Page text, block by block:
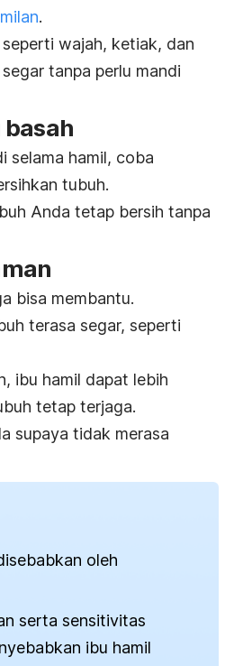
.
wajah, ketiak, dan
tanpa perlu mandi
selama hamil, coba
tubuh.
Anda tetap bersih tanpa
bisa membantu.
terasa segar, seperti
ibu hamil dapat lebih
tetap terjaga.
supaya tidak merasa
oleh
serta sensitivitas
ibu hamil